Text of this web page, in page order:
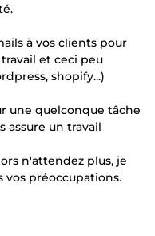
à vos clients pour
et ceci peu
shopify...)
une quelconque tâche
assure un travail
n'attendez plus, je
vos préoccupations.